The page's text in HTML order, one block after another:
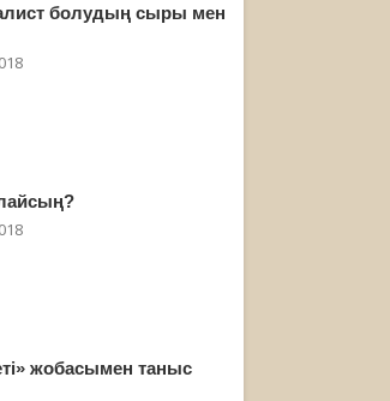
болудың сыры мен
жобасымен таныс